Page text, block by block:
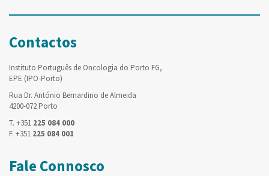
Contactos
Instituto Português de Oncologia do Porto FG,
EPE (IPO-Porto)
Rua Dr. António Bernardino de Almeida
4200-072 Porto
T. +351 225 084 000
F. +351 225 084 001
Fale Connosco